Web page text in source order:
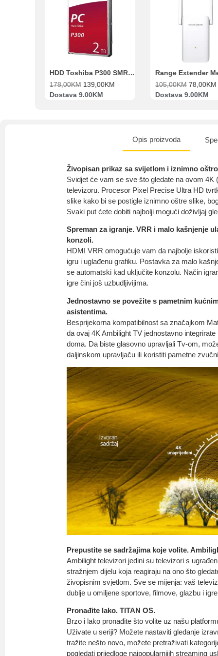
HDD Toshiba P300 SMR 3.5″ 2TB SATA III
Range Extender Mercusys AX3000 ME80X Wi-Fi 6
105,00KM
Dostava 9.00KM
551,00
Opis proizvoda
Živopisan prikaz sa svijetlom i iznimno
Svidjet će vam se sve što gledate na ovom 4K
televizoru. Procesor Pixel Precise Ultra HD
slike kako bi se postigle iznimno oštre slike,
Svaki put ćete dobiti najbolji mogući doživljaj
Spreman za igranje. VRR i malo kašnjenje
konzoli.
HDMI VRR omogućuje vam da najbolje
igru i uglađenu grafiku. Postavka za malo
se automatski kad uključite konzolu. Način
igre čini još uzbudljivijima.
Jednostavno se povežite s pametnim
asistentima.
Besprijekorna kompatibilnost sa značajkom
da ovaj 4K Ambilight TV jednostavno
doma. Da biste glasovno upravljali Tv-om,
daljinskom upravljaču ili koristiti pametne
Prepustite se sadržajima koje volite.
Ambilight televizori jedini su televizori s
stražnjem dijelu koja reagiraju na ono što
živopisnim svjetlom. Sve se mijenja: vaš
dublje u omiljene sportove, filmove, glazbu i
Pronađite lako. TITAN OS.
Brzo i lako pronađite što volite uz našu
Uživate u seriji? Možete nastaviti gledanje
tražite nešto novo, možete pretraživati
pogledati prijedloge najpopularnijih streaming